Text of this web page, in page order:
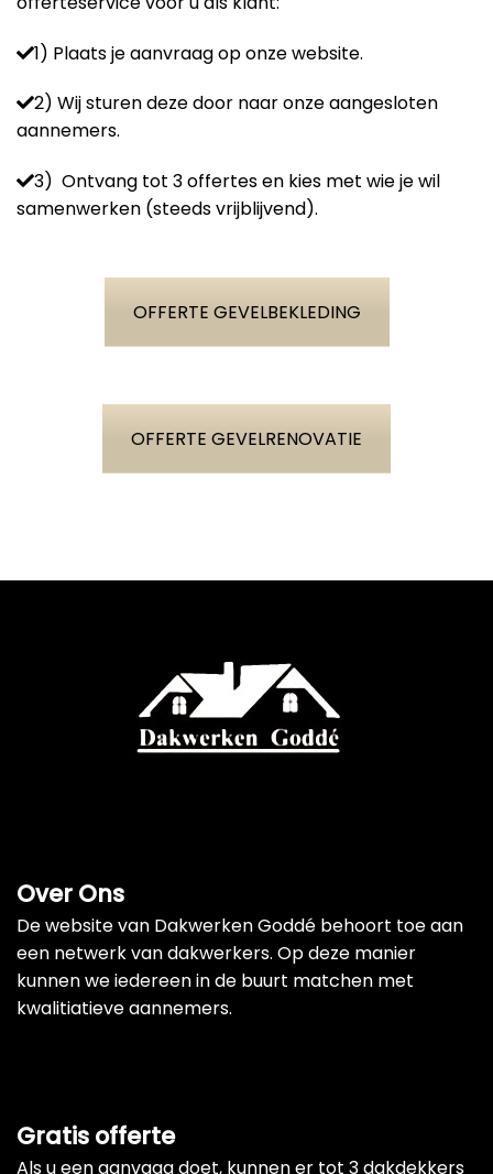
1) Plaats je aanvraag op onze website.
2) Wij sturen deze door naar onze aangesloten
aannemers.
3) Ontvang tot 3 offertes en kies met wie je wil
samenwerken (steeds vrijblijvend).
OFFERTE GEVELBEKLEDING
OFFERTE GEVELRENOVATIE
Over Ons
De website van Dakwerken Goddé behoort toe aan
een netwerk van dakwerkers. Op deze manier
kunnen we iedereen in de buurt matchen met
kwalitiatieve aannemers.
Gratis offerte
Als u een aanvaag doet, kunnen er tot 3 dakdekkers